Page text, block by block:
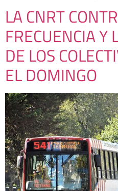
LA CNRT
FRECUENCIA Y
DE LOS
EL DOMINGO